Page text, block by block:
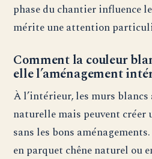
phase du chantier influence
mérite une attention
Comment la couleur
elle l’aménagement
À l’intérieur, les murs
naturelle mais peuvent créer
sans les bons
en parquet chêne naturel ou